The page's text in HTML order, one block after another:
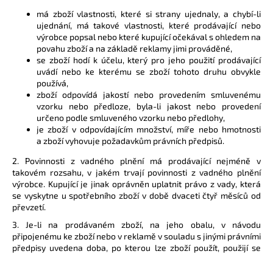
má zboží vlastnosti, které si strany ujednaly, a chybí-li
ujednání, má takové vlastnosti, které prodávající nebo
výrobce popsal nebo které kupující očekával s ohledem na
povahu zboží a na základě reklamy jimi prováděné,
se zboží hodí k účelu, který pro jeho použití prodávající
uvádí nebo ke kterému se zboží tohoto druhu obvykle
používá,
zboží odpovídá jakostí nebo provedením smluvenému
vzorku nebo předloze, byla-li jakost nebo provedení
určeno podle smluveného vzorku nebo předlohy,
je zboží v odpovídajícím množství, míře nebo hmotnosti
a zboží vyhovuje požadavkům právních předpisů.
2. Povinnosti z vadného plnění má prodávající nejméně v
takovém rozsahu, v jakém trvají povinnosti z vadného plnění
výrobce. Kupující je jinak oprávněn uplatnit právo z vady, která
se vyskytne u spotřebního zboží v době dvaceti čtyř měsíců od
převzetí.
3. Je-li na prodávaném zboží, na jeho obalu, v návodu
připojenému ke zboží nebo v reklamě v souladu s jinými právními
předpisy uvedena doba, po kterou lze zboží použít, použijí se